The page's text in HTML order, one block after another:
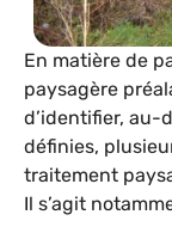
En matière de
paysagère
d’identifier, au-
définies,
traitement
Il s’agit